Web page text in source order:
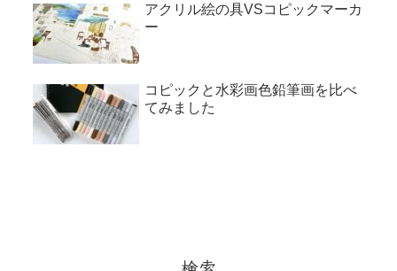
アクリル絵の具VSコピックマーカ
ー
コピックと水彩画色鉛筆画を比べ
てみました